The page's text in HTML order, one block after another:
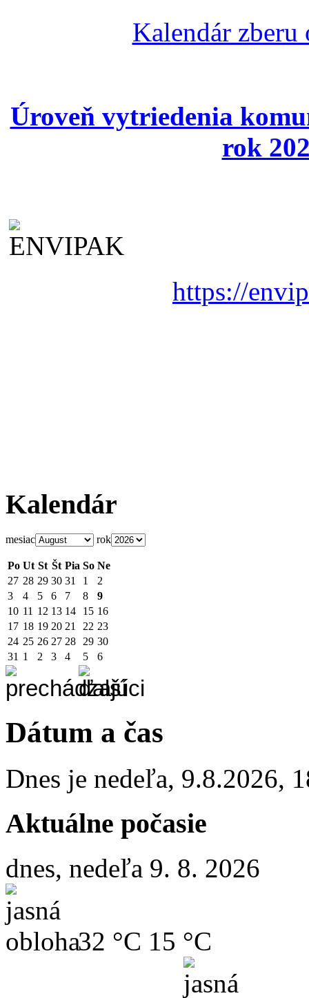
Kalendár zberu
Úroveň vytriedenia
rok
https://
Kalendár
mesiac rok
Po Ut St Št Pia So Ne
27 28 29 30 31 1
2
3
4 5 6 7 8
9
10 11 12 13 14 15 16
17 18 19 20 21 22 23
24 25 26 27 28 29 30
31 1 2 3 4 5 6
Dátum a čas
Dnes je nedeľa, 9.8.2026,
Aktuálne počasie
dnes, nedeľa 9. 8. 2026
32 °C 15 °C